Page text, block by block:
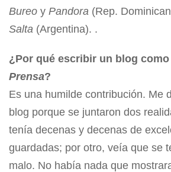
Bureo y Pandora (Rep.
Salta (Argentina). .
¿Por qué escribir un blog como
Prensa?
Es una humilde contribución. Me
blog porque se juntaron dos
tenía decenas y decenas de
guardadas; por otro, veía que se
malo. No había nada que